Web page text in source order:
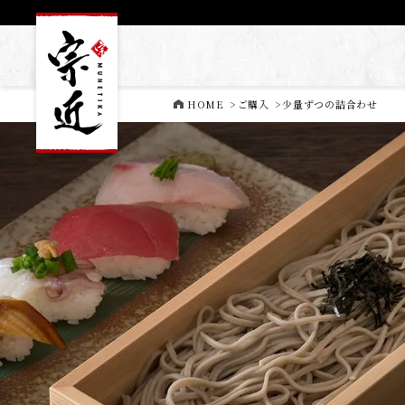
HOME > ご購入 >少量ずつの詰合わせ